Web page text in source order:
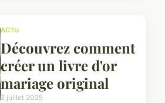
ACTU
Découvrez comment
créer un livre d'or
mariage original
2 juillet 2025